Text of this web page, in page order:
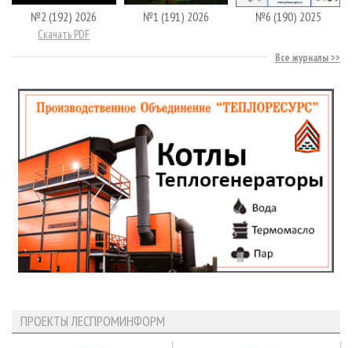
№2 (192) 2026
Скачать PDF
№1 (191) 2026 №6 (190) 2025
Все журналы
ПРОЕКТЫ ЛЕСПРОМИНФОРМ